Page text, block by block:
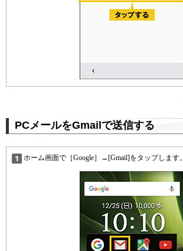
PCメールをGmailで送信する
ホーム画面で［Google］→[Gmail]をタップします。